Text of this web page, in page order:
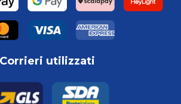
Corrieri utilizzati